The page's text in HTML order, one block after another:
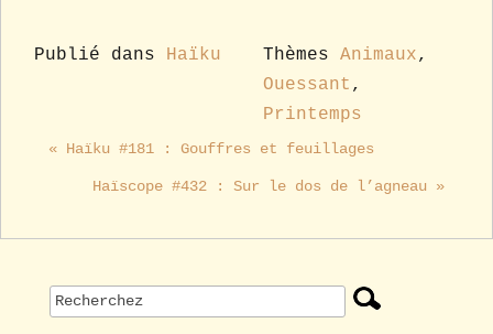
Publié dans Haïku Thèmes Animaux,
Ouessant ,
Printemps
« Haïku #181 : Gouffres et feuillages
Haïscope #432 : Sur le dos de l’agneau »